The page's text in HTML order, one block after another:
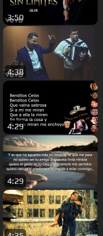
3:50
4:38
4:29
4:29